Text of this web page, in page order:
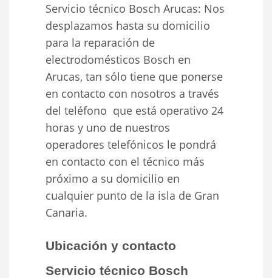
Servicio técnico Bosch Arucas: Nos
desplazamos hasta su domicilio
para la reparación de
electrodomésticos Bosch en
Arucas, tan sólo tiene que ponerse
en contacto con nosotros a través
del teléfono que está operativo 24
horas y uno de nuestros
operadores telefónicos le pondrá
en contacto con el técnico más
próximo a su domicilio en
cualquier punto de la isla de Gran
Canaria.
Ubicación y contacto
Servicio técnico Bosch